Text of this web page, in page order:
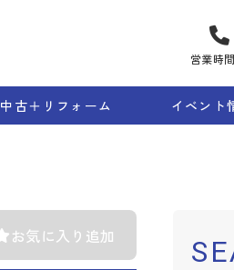
営業時
中古＋リフォーム イベント
お気に入り追加